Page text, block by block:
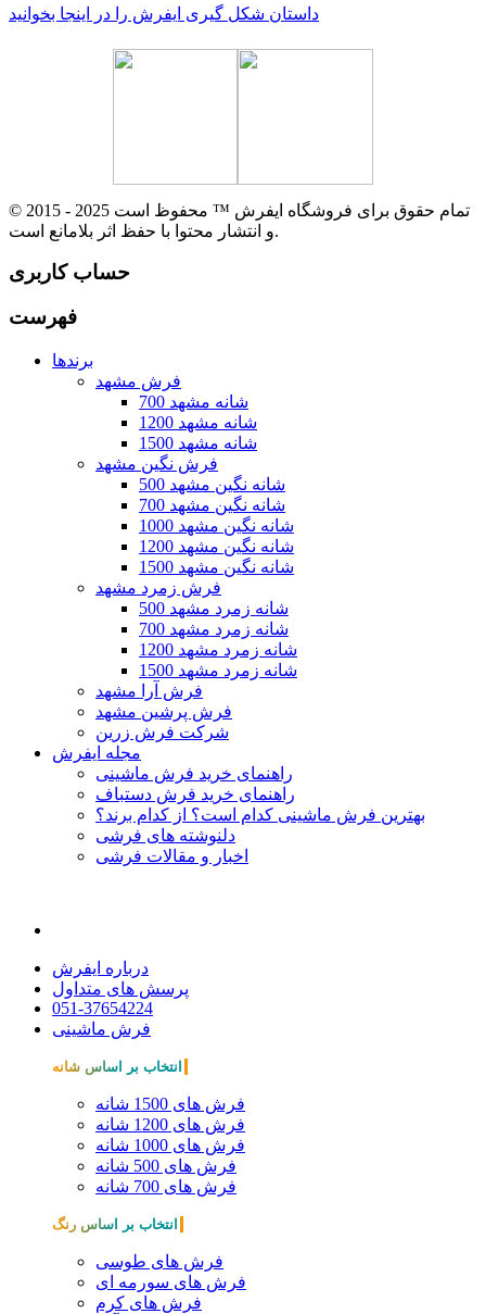
داستان شکل گیری ایفرش را در اینجا بخوانید
© 2015 - 2025 تمام حقوق برای فروشگاه ایفرش ™ محفوظ است
و انتشار محتوا با حفظ اثر بلامانع است.
حساب کاربری
فهرست
برندها
فرش مشهد
700 شانه مشهد
1200 شانه مشهد
1500 شانه مشهد
فرش نگین مشهد
500 شانه نگین مشهد
700 شانه نگین مشهد
1000 شانه نگین مشهد
1200 شانه نگین مشهد
1500 شانه نگین مشهد
فرش زمرد مشهد
500 شانه زمرد مشهد
700 شانه زمرد مشهد
1200 شانه زمرد مشهد
1500 شانه زمرد مشهد
فرش آرا مشهد
فرش پرشین مشهد
شرکت فرش زرین
مجله ایفرش
راهنمای خرید فرش ماشینی
راهنمای خرید فرش دستباف
بهترین فرش ماشینی کدام است؟ از کدام برند؟
دلنوشته های فرشی
اخبار و مقالات فرشی
درباره ایفرش
پرسش های متداول
051-37654224
فرش ماشینی
انتخاب بر اساس شانه
فرش های 1500 شانه
فرش های 1200 شانه
فرش های 1000 شانه
فرش های 500 شانه
فرش های 700 شانه
انتخاب بر اساس رنگ
فرش های طوسی
فرش های سورمه ای
فرش های کرم